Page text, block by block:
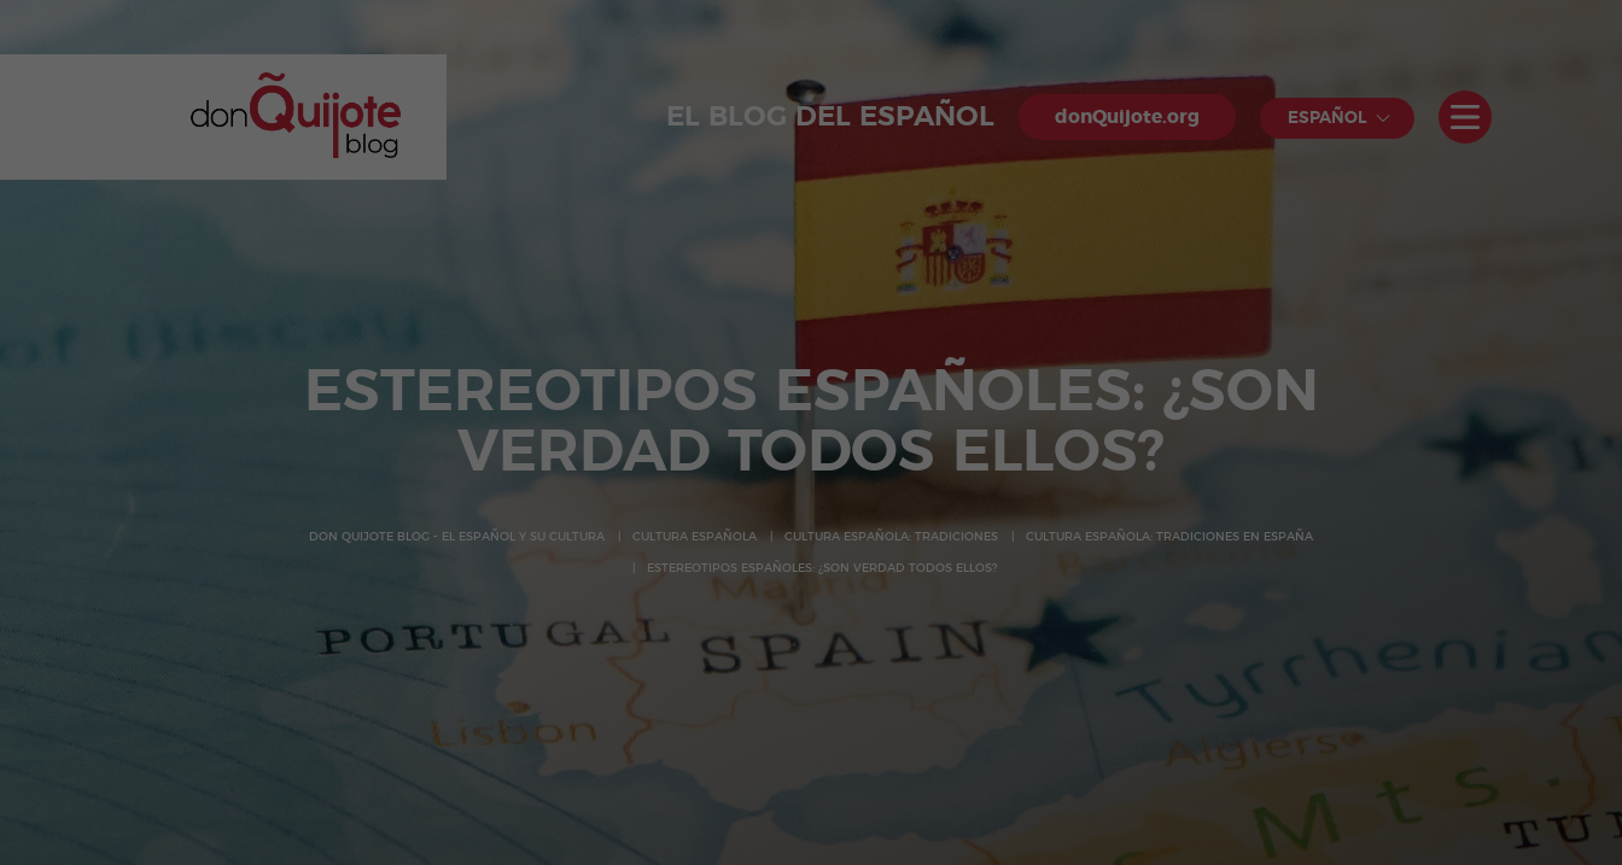
EL BLOG DEL ESPAÑOL donQuijote.org ESPAÑOL
ESTEREOTIPOS ESPAÑOLES: ¿SON
VERDAD TODOS ELLOS?
DON QUIJOTE BLOG - EL ESPAÑOL Y SU CULTURA CULTURA ESPAÑOLA CULTURA ESPAÑOLA: TRADICIONES CULTURA ESPAÑOLA: TRADICIONES EN ESPAÑA
ESTEREOTIPOS ESPAÑOLES: ¿SON VERDAD TODOS ELLOS?